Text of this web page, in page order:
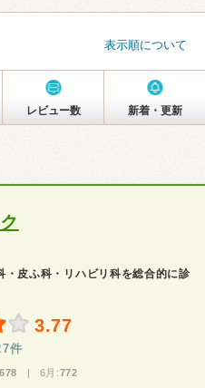
表示順について
レビュー数 新着・更新
皮ふ科・リハビリ科を総合的に診
3.77
件
678 | 6月:772